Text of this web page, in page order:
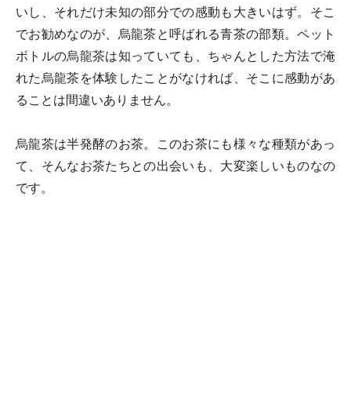
いし、それだけ未知の部分での感動も大きいはず。そこ
でお勧めなのが、烏龍茶と呼ばれる青茶の部類。ペット
ボトルの烏龍茶は知っていても、ちゃんとした方法で淹
れた烏龍茶を体験したことがなければ、そこに感動があ
ることは間違いありません。
烏龍茶は半発酵のお茶。このお茶にも様々な種類があっ
て、そんなお茶たちとの出会いも、大変楽しいものなの
です。